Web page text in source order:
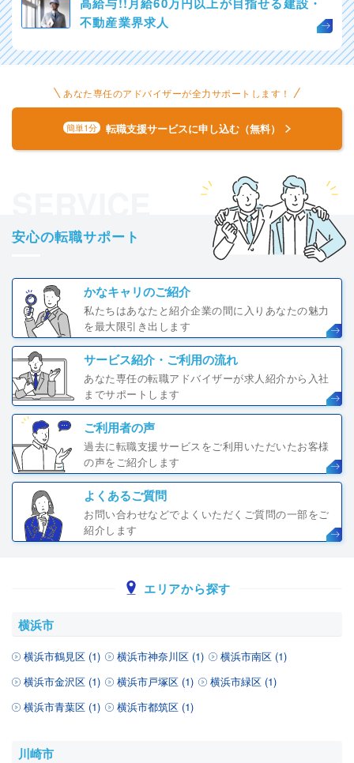
不動産業界求人
あなた専任のアドバイザーが全力サポートします！
簡単1分 転職支援サービスに申し込む（無料）
安心の転職サポート
かなキャリのご紹介
私たちはあなたと紹介企業の間に入りあなたの魅力
を最大限引き出します
サービス紹介・ご利用の流れ
あなた専任の転職アドバイザーが求人紹介から入社
までサポートします
ご利用者の声
過去に転職支援サービスをご利用いただいたお客様
の声をご紹介します
よくあるご質問
お問い合わせなどでよくいただくご質問の一部をご
紹介します
エリアから探す
横浜市
横浜市鶴見区 (1) 横浜市神奈川区 (1)
横浜市南区 (1)
横浜市金沢区 (1)
横浜市戸塚区 (1)
横浜市緑区 (1)
横浜市青葉区 (1)
横浜市都筑区 (1)
川崎市